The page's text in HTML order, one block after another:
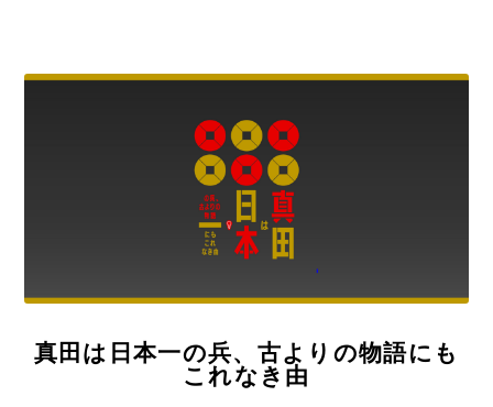
真田は日本一の兵、古よりの物語にも
これなき由